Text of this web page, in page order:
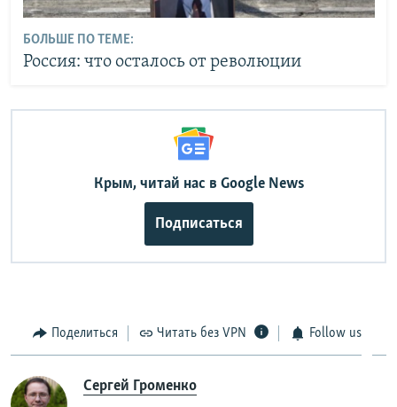
БОЛЬШЕ ПО ТЕМЕ:
Россия: что осталось от революции
Крым, читай нас в Google News
Подписаться
Поделиться Читать без VPN Follow us
Сергей Громенко